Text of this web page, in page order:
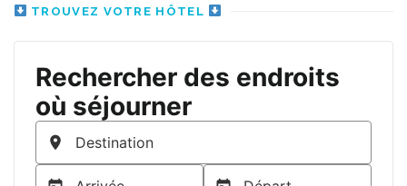
TROUVEZ VOTRE HÔTEL